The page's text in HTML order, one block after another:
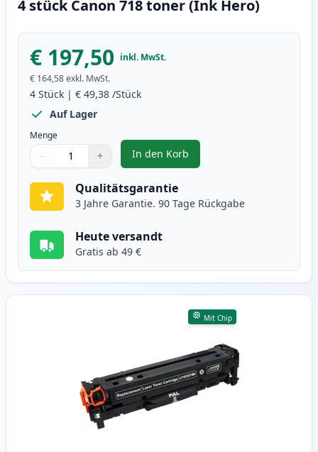
4 stück Canon 718 toner (Ink Hero)
€ 197,50 inkl. MwSt.
€ 164,58exkl. MwSt.
4 Stück | € 49,38 /Stück
Auf Lager
Menge
Verwenden Sie die Tasten, um anzupassen
− +
1
In den Korb
, 4 stück Canon 718 toner (Ink
Qualitätsgarantie
3 Jahre Garantie. 90 Tage Rückgabe
Heute versandt
Gratis ab 49 €
Mit Chip